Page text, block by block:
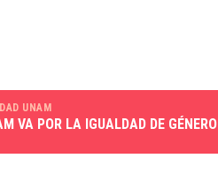
UNAM
VA POR LA IGUALDAD DE GÉNERO